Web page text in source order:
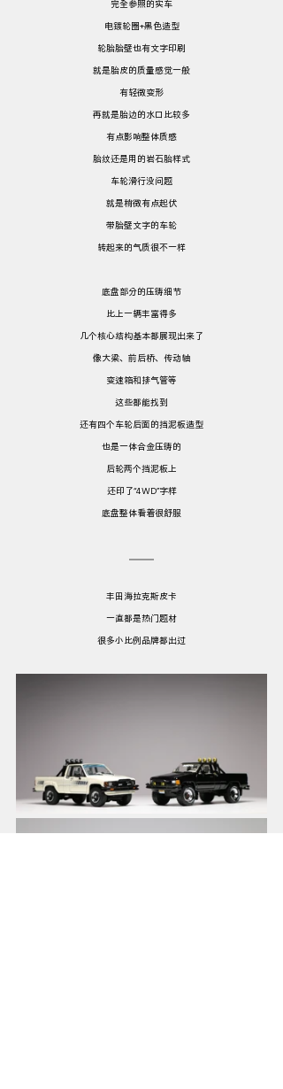
完全参照的实车
电镀轮圈+黑色造型
轮胎胎壁也有文字印刷
就是胎皮的质量感觉一般
有轻微变形
再就是胎边的水口比较多
有点影响整体质感
胎纹还是用的岩石胎样式
车轮滑行没问题
就是稍微有点起伏
带胎壁文字的车轮
转起来的气质很不一样
底盘部分的压铸细节
比上一辆丰富得多
几个核心结构基本都展现出来了
像大梁、前后桥、传动轴
变速箱和排气管等
这些都能找到
还有四个车轮后面的挡泥板造型
也是一体合金压铸的
后轮两个挡泥板上
还印了“4WD”字样
底盘整体看着很舒服
丰田海拉克斯皮卡
一直都是热门题材
很多小比例品牌都出过